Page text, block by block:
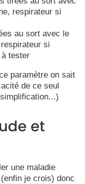
respirateur si
au sort avec le
si
tester
paramètre on sait
de ce seul
et
une maladie
je crois) donc